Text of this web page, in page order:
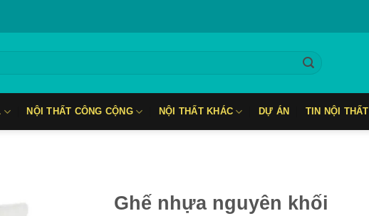
NỘI THẤT CÔNG CỘNG NỘI THẤT KHÁC DỰ ÁN TIN NỘI THẤT
Ghế nhựa nguyên khối